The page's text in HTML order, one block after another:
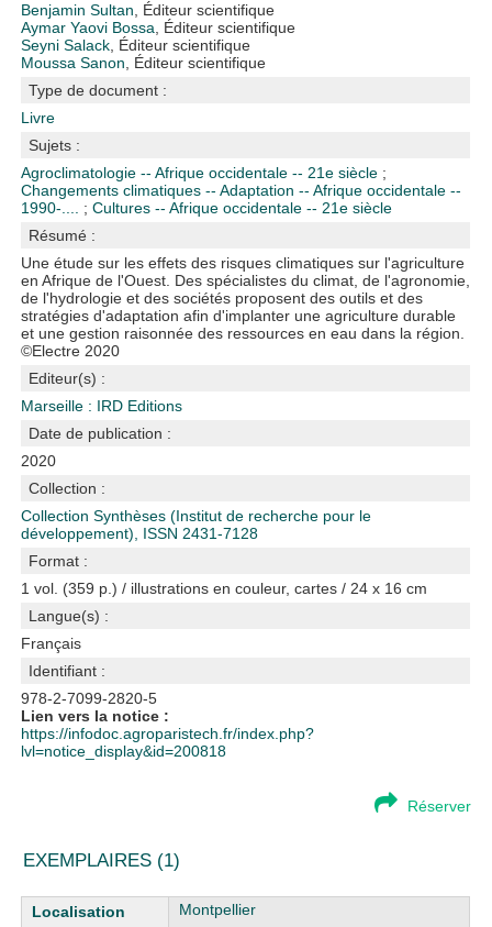
Benjamin Sultan , Éditeur scientifique
Aymar Yaovi Bossa , Éditeur scientifique
Seyni Salack , Éditeur scientifique
Moussa Sanon , Éditeur scientifique
Type de document :
Livre
Sujets :
Agroclimatologie -- Afrique occidentale -- 21e siècle ;
Changements climatiques -- Adaptation -- Afrique occidentale --
1990-.... ;Cultures -- Afrique occidentale -- 21e siècle
Résumé :
Une étude sur les effets des risques climatiques sur l'agriculture
en Afrique de l'Ouest. Des spécialistes du climat, de l'agronomie,
de l'hydrologie et des sociétés proposent des outils et des
stratégies d'adaptation afin d'implanter une agriculture durable
et une gestion raisonnée des ressources en eau dans la région.
©Electre 2020
Editeur(s) :
Marseille : IRD Editions
Date de publication :
2020
Collection :
Collection Synthèses (Institut de recherche pour le
développement), ISSN 2431-7128
Format :
1 vol. (359 p.) / illustrations en couleur, cartes / 24 x 16 cm
Langue(s) :
Français
Identifiant :
978-2-7099-2820-5
Lien vers la notice :
https://infodoc.agroparistech.fr/index.php?
lvl=notice_display&id=200818
Réserver
EXEMPLAIRES (1)
Liste des exemplaires
Montpellier